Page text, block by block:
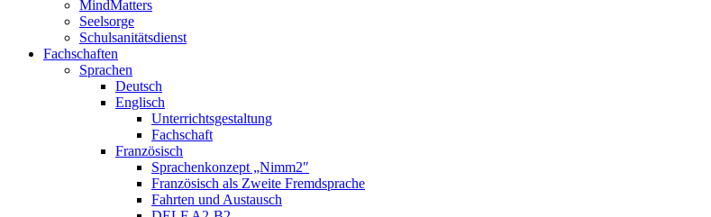
MindMatters
Seelsorge
Schulsanitätsdienst
Fachschaften
Sprachen
Deutsch
Englisch
Unterrichtsgestaltung
Fachschaft
Französisch
Sprachenkonzept „Nimm2″
Französisch als Zweite Fremdsprache
Fahrten und Austausch